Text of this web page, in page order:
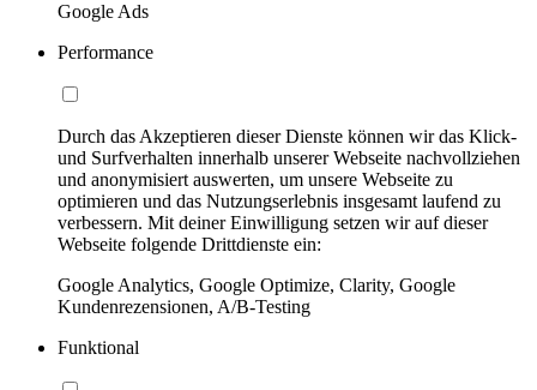
Google Ads
Performance
Durch das Akzeptieren dieser Dienste können wir das Klick-
und Surfverhalten innerhalb unserer Webseite nachvollziehen
und anonymisiert auswerten, um unsere Webseite zu
optimieren und das Nutzungserlebnis insgesamt laufend zu
verbessern. Mit deiner Einwilligung setzen wir auf dieser
Webseite folgende Drittdienste ein:
Google Analytics, Google Optimize, Clarity, Google
Kundenrezensionen, A/B-Testing
Funktional